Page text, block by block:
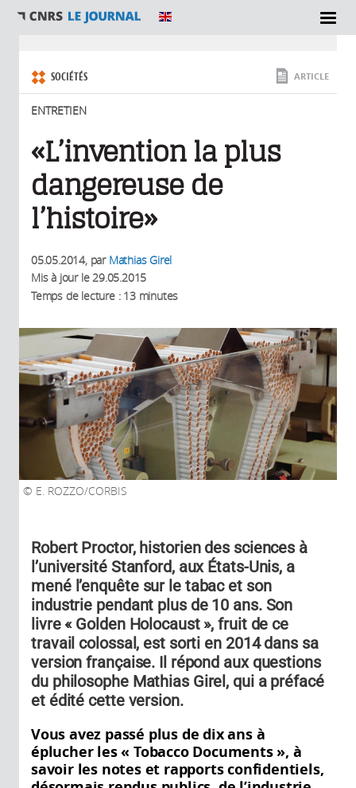
SECTIONS
SOCIÉTÉS
ENTRETIEN
ARTICLE
«L’invention la plus
dangereuse de
l’histoire»
05.05.2014, par Mathias Girel
Mis à jour le29.05.2015
Temps de lecture : 13 minutes
E. ROZZO/CORBIS
Robert Proctor, historien des sciences à
l’université Stanford, aux États-Unis, a
mené l’enquête sur le tabac et son
industrie pendant plus de 10 ans. Son
livre « Golden Holocaust », fruit de ce
travail colossal, est sorti en 2014 dans sa
version française. Il répond aux questions
du philosophe Mathias Girel, qui a préfacé
et édité cette version.
Vous avez passé plus de dix ans à
éplucher les « Tobacco Documents », à
savoir les notes et rapports confidentiels,